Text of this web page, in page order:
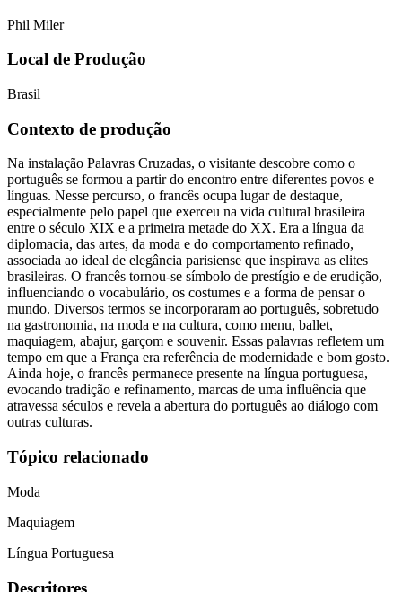
Phil Miler
Local de Produção
Brasil
Contexto de produção
Na instalação Palavras Cruzadas, o visitante descobre como o
português se formou a partir do encontro entre diferentes povos e
línguas. Nesse percurso, o francês ocupa lugar de destaque,
especialmente pelo papel que exerceu na vida cultural brasileira
entre o século XIX e a primeira metade do XX. Era a língua da
diplomacia, das artes, da moda e do comportamento refinado,
associada ao ideal de elegância parisiense que inspirava as elites
brasileiras. O francês tornou-se símbolo de prestígio e de erudição,
influenciando o vocabulário, os costumes e a forma de pensar o
mundo. Diversos termos se incorporaram ao português, sobretudo
na gastronomia, na moda e na cultura, como menu, ballet,
maquiagem, abajur, garçom e souvenir. Essas palavras refletem um
tempo em que a França era referência de modernidade e bom gosto.
Ainda hoje, o francês permanece presente na língua portuguesa,
evocando tradição e refinamento, marcas de uma influência que
atravessa séculos e revela a abertura do português ao diálogo com
outras culturas.
Tópico relacionado
Moda
Maquiagem
Língua Portuguesa
Descritores